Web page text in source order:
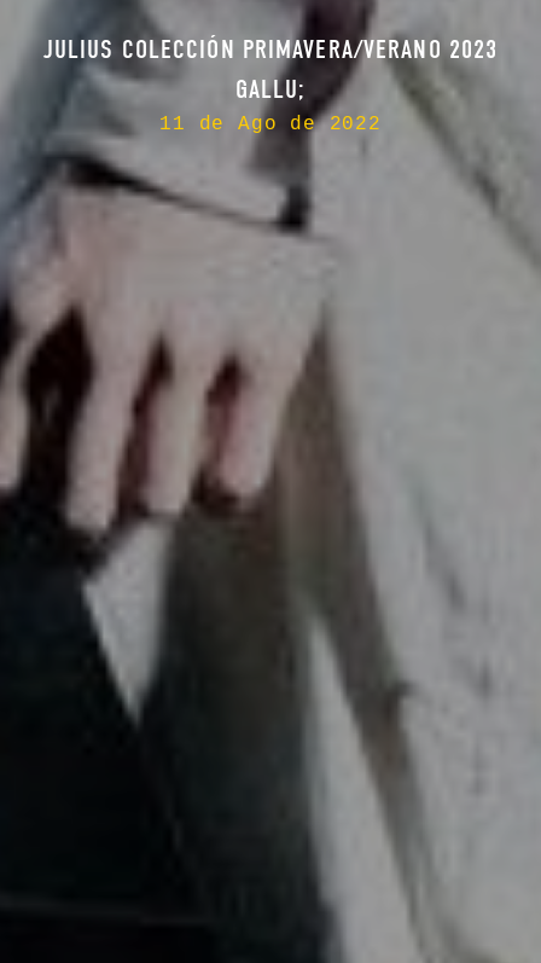
JULIUS COLECCIÓN PRIMAVERA/VERANO 2023
GALLU;
11 de Ago de 2022